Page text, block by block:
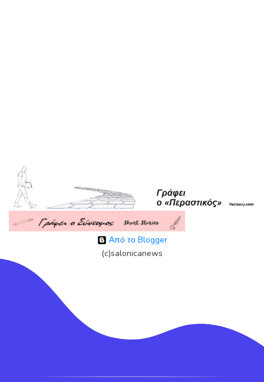
Από το Blogger
(c)salonicanews